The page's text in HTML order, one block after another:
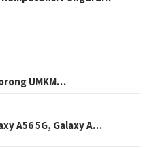
UMKM…
A56 5G, Galaxy A…